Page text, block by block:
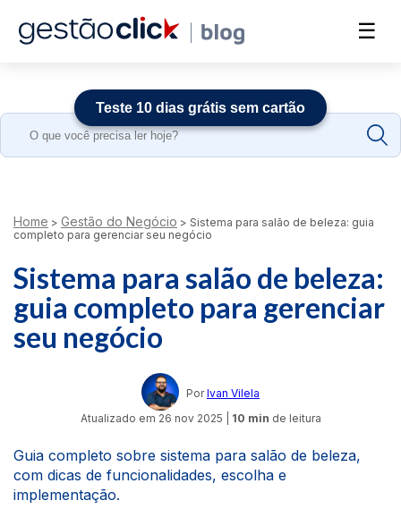
☰
Search
Home > Gestão do Negócio > Sistema para salão de beleza: guia
completo para gerenciar seu negócio
Sistema para salão de beleza:
guia completo para gerenciar
seu negócio
Por Ivan Vilela
Atualizado em 26 nov 2025 10 min de leitura
Guia completo sobre sistema para salão de beleza,
com dicas de funcionalidades, escolha e
implementação.
Teste 10 dias grátis sem cartão